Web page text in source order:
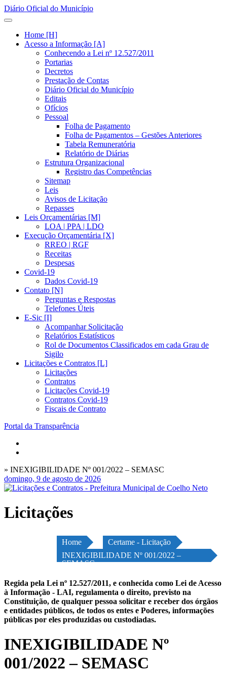
Diário Oficial do Município
Home [H]
Acesso a Informação [A]
Conhecendo a Lei nº 12.527/2011
Portarias
Decretos
Prestação de Contas
Diário Oficial do Município
Editais
Ofícios
Pessoal
Folha de Pagamento
Folha de Pagamentos – Gestões Anteriores
Tabela Remuneratória
Relatório de Diárias
Estrutura Organizacional
Registro das Competências
Sitemap
Leis
Avisos de Licitação
Repasses
Leis Orçamentárias [M]
LOA | PPA | LDO
Execução Orçamentária [X]
RREO | RGF
Receitas
Despesas
Covid-19
Dados Covid-19
Contato [N]
Perguntas e Respostas
Telefones Úteis
E-Sic [I]
Acompanhar Solicitação
Relatórios Estatísticos
Rol de Documentos Classificados em cada Grau de
Sigilo
Licitações e Contratos [L]
Licitações
Contratos
Licitações Covid-19
Contratos Covid-19
Fiscais de Contrato
Portal da Transparência
» INEXIGIBILIDADE Nº 001/2022 – SEMASC
domingo, 9 de agosto de 2026
Licitações
Home
Certame - Licitação
INEXIGIBILIDADE Nº 001/2022 –
SEMASC
Regida pela Lei nº 12.527/2011, e conhecida como Lei de Acesso
à Informação - LAI, regulamenta o direito, previsto na
Constituição, de qualquer pessoa solicitar e receber dos órgãos
e entidades públicos, de todos os entes e Poderes, informações
públicas por eles produzidas ou custodiadas.
INEXIGIBILIDADE Nº
001/2022 – SEMASC